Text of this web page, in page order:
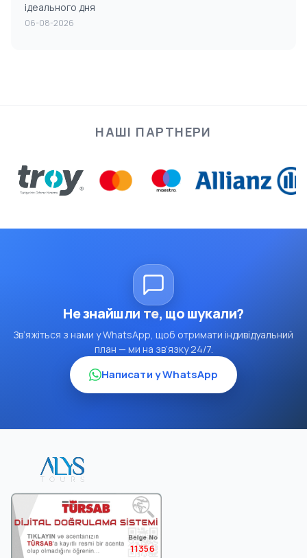
ідеального дня
06-08-2026
НАШІ ПАРТНЕРИ
Не знайшли те, що шукали?
Зв’яжіться з нами у WhatsApp, щоб отримати індивідуальний
план — ми на зв’язку 24/7.
Написати у WhatsApp
11356